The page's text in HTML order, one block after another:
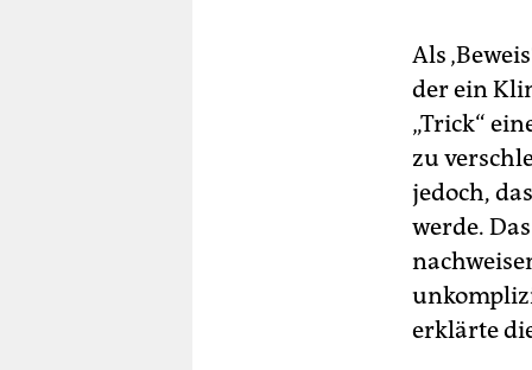
Als
der ein
„Trick“
zu
jedoch,
werde.
erklärte